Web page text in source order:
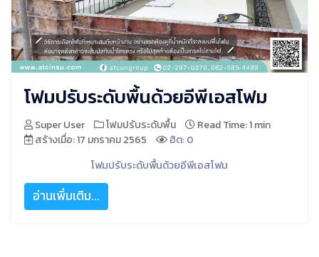
โฟมปรับระดับพื้นด้วยอีพีเอสโฟม
Super User โฟมปรับระดับพื้น
Read Time: 1 min
สร้างเมื่อ: 17 มกราคม 2565
ฮิต: 0
โฟมปรับระดับพื้นด้วยอีพีเอสโฟม
อ่านเพิ่มเติม...